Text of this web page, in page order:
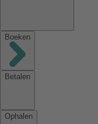
Boeken
Betalen
Ophalen